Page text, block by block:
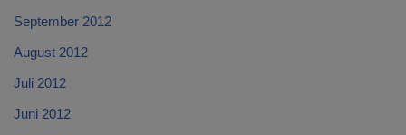
September 2012
August 2012
Juli 2012
Juni 2012